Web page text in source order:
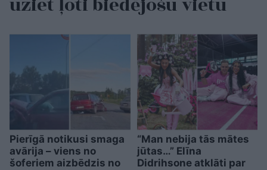
Pierīgā notikusi smaga
avārija – viens no
šoferiem aizbēdzis no
“Man nebija tās mātes
jūtas…” Elīna
Didrihsone atklāti par